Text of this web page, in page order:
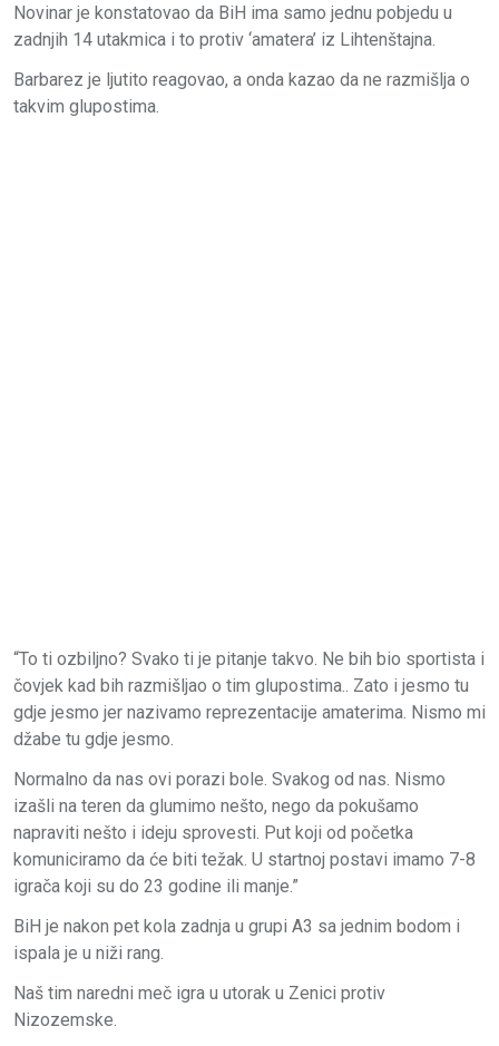
Novinar je konstatovao da BiH ima samo jednu pobjedu u
zadnjih 14 utakmica i to protiv ‘amatera’ iz Lihtenštajna.
Barbarez je ljutito reagovao, a onda kazao da ne razmišlja o
takvim glupostima.
“To ti ozbiljno? Svako ti je pitanje takvo. Ne bih bio sportista i
čovjek kad bih razmišljao o tim glupostima.. Zato i jesmo tu
gdje jesmo jer nazivamo reprezentacije amaterima. Nismo mi
džabe tu gdje jesmo.
Normalno da nas ovi porazi bole. Svakog od nas. Nismo
izašli na teren da glumimo nešto, nego da pokušamo
napraviti nešto i ideju sprovesti. Put koji od početka
komuniciramo da će biti težak. U startnoj postavi imamo 7-8
igrača koji su do 23 godine ili manje.”
BiH je nakon pet kola zadnja u grupi A3 sa jednim bodom i
ispala je u niži rang.
Naš tim naredni meč igra u utorak u Zenici protiv
Nizozemske.